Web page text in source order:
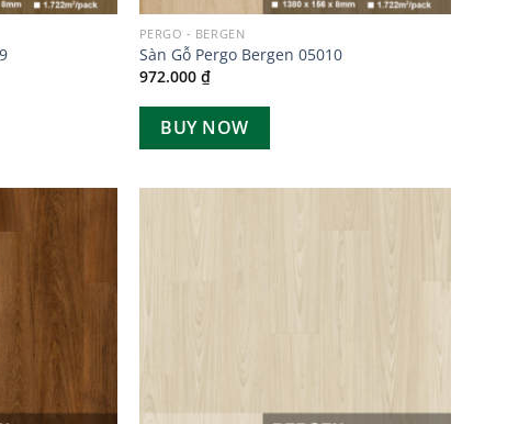
PERGO - BERGEN
Sàn Gỗ Pergo Bergen 05010
972.000 ₫
BUY NOW